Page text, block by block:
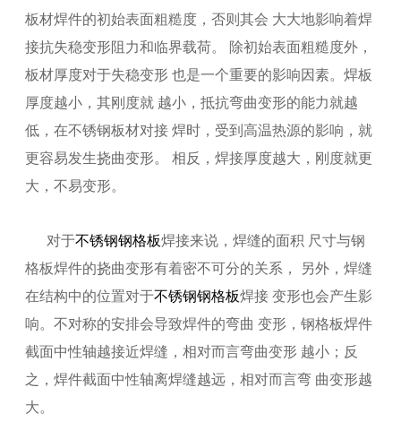
板材焊件的初始表面粗糙度，否则其会 大大地影响着焊
接抗失稳变形阻力和临界载荷。 除初始表面粗糙度外，
板材厚度对于失稳变形 也是一个重要的影响因素。焊板
厚度越小，其刚度就 越小，抵抗弯曲变形的能力就越
低，在不锈钢板材对接 焊时，受到高温热源的影响，就
更容易发生挠曲变形。 相反，焊接厚度越大，刚度就更
大，不易变形。
对于不锈钢钢格板焊接来说，焊缝的面积 尺寸与钢
格板焊件的挠曲变形有着密不可分的关系， 另外，焊缝
在结构中的位置对于不锈钢钢格板焊接 变形也会产生影
响。不对称的安排会导致焊件的弯曲 变形，钢格板焊件
截面中性轴越接近焊缝，相对而言弯曲变形 越小；反
之，焊件截面中性轴离焊缝越远，相对而言弯 曲变形越
大。